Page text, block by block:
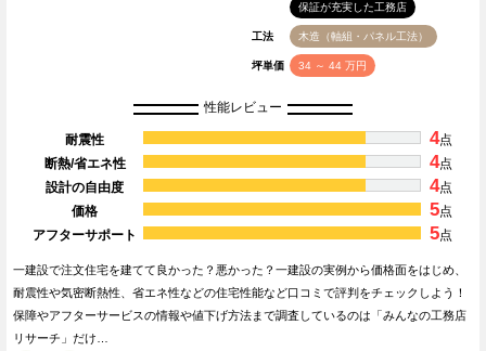
保証が充実した工務店
工法 木造（軸組・パネル工法）
坪単価 34 ～ 44 万円
性能レビュー
耐震性 4点
断熱/省エネ性
4点
設計の自由度
4点
価格
5点
アフターサポート
5点
一建設で注文住宅を建てて良かった？悪かった？一建設の実例から価格面をはじめ、
耐震性や気密断熱性、省エネ性などの住宅性能など口コミで評判をチェックしよう！
保障やアフターサービスの情報や値下げ方法まで調査しているのは「みんなの工務店
リサーチ」だけ…